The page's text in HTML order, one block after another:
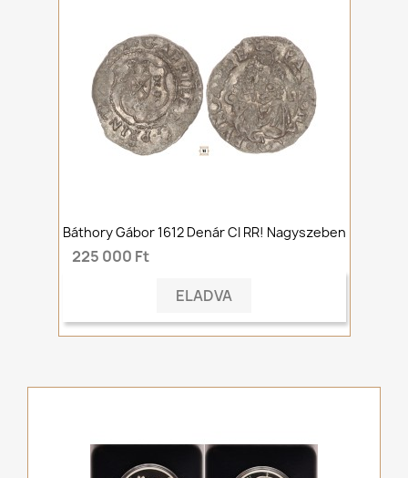
Báthory Gábor 1612 Denár CI RR! Nagyszeben
225 000 Ft
ELADVA